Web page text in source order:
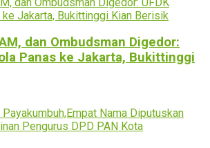
dan Ombudsman Digedor:
Panas ke Jakarta, Bukittinggi